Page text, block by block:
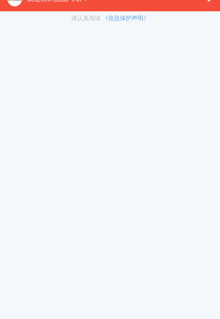
的英语水平。
：数学科目的复习应注重基础知识的掌握，